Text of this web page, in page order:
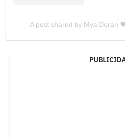
A post shared by Mya Duran